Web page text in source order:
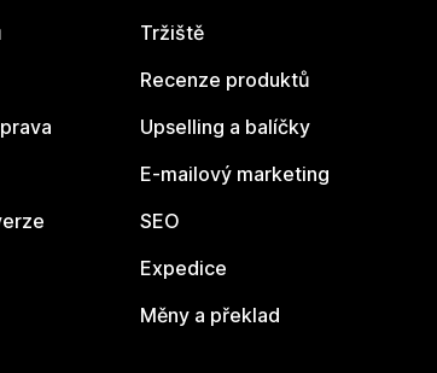
Tržiště
Recenze produktů
Upselling a balíčky
E-mailový marketing
SEO
Expedice
Měny a překlad